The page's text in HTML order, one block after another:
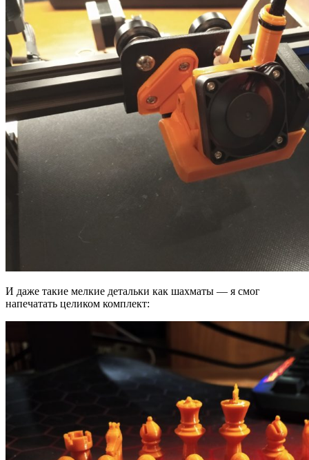
И даже такие мелкие детальки как шахматы — я смог
напечатать целиком комплект: